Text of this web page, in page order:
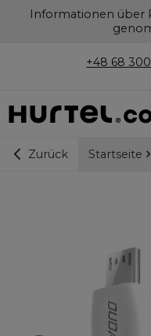
Informationen über
+48 68
Zurück Startseite